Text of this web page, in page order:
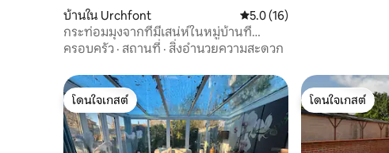
บ้านใน Urchfont คะแนนเฉลี่ย 5.0 จาก 5, 16 รีวิว
5.0 (16)
กระท่อมมุงจากที่มีเสน่ห์ในหมู่บ้านที่
สวยงาม
ครอบครัว · สถานที่ · สิ่งอำนวยความสะดวก
โดนใจเกสต์
โดนใจเกสต์
โดนใจเกสต์
โดนใจเกสต์